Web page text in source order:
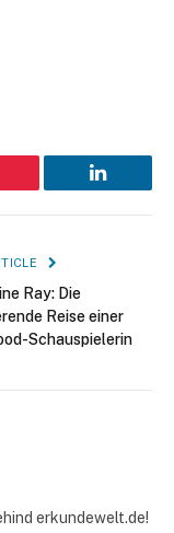
LinkedIn
Ray: Die
Reise einer
Schauspielerin
erkundewelt.de!